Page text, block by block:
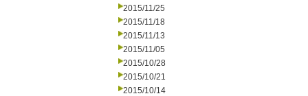
2015/11/25
2015/11/18
2015/11/13
2015/11/05
2015/10/28
2015/10/21
2015/10/14